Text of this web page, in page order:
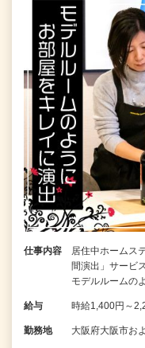
仕事内容
居住中ホームス
間演出」サービ
モデルルームの
給与 時給1,400円～
勤務地 大阪府大阪市